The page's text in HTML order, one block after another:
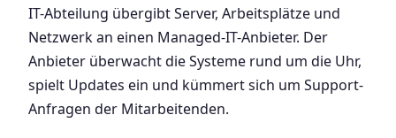
IT-Abteilung übergibt Server, Arbeitsplätze und
Netzwerk an einen Managed-IT-Anbieter. Der
Anbieter überwacht die Systeme rund um die Uhr,
spielt Updates ein und kümmert sich um Support-
Anfragen der Mitarbeitenden.